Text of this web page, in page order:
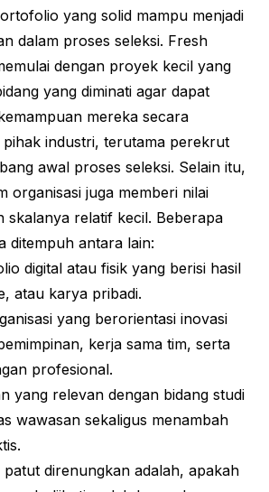
yang solid mampu menjadi
dalam proses seleksi. Fresh
dengan proyek kecil yang
yang diminati agar dapat
mereka secara
pihak industri, terutama perekrut
awal proses seleksi. Selain itu,
organisasi juga memberi nilai
skalanya relatif kecil. Beberapa
ditempuh antara lain:
digital atau fisik yang berisi hasil
, atau karya pribadi.
yang berorientasi inovasi
kerja sama tim, serta
profesional.
yang relevan dengan bidang studi
wawasan sekaligus menambah
direnungkan adalah, apakah